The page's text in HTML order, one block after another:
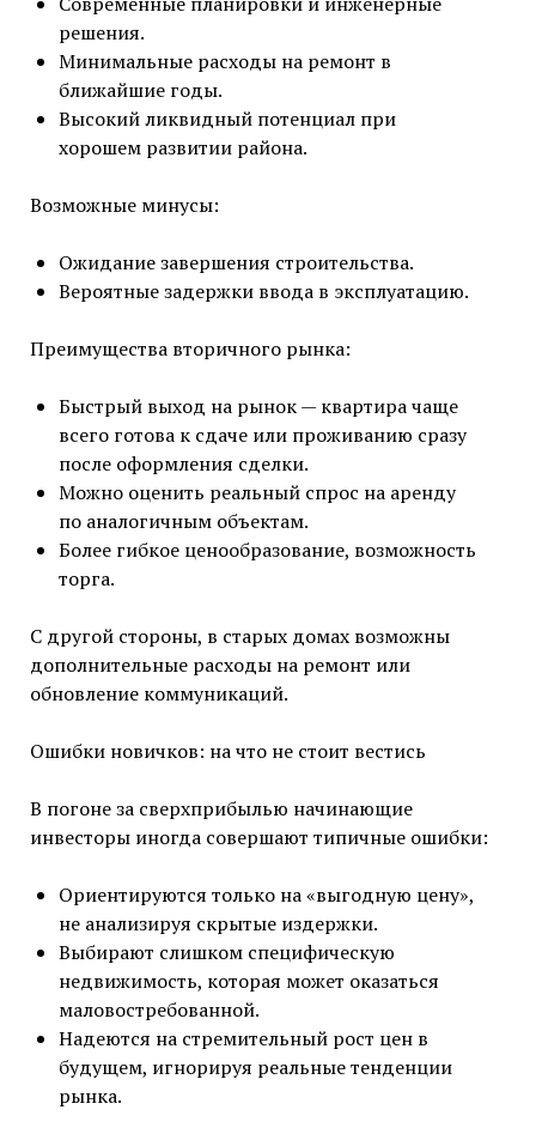
решения.
Минимальные расходы на ремонт в
ближайшие годы.
Высокий ликвидный потенциал при
хорошем развитии района.
Возможные минусы:
Ожидание завершения строительства.
Вероятные задержки ввода в эксплуатацию.
Преимущества вторичного рынка:
Быстрый выход на рынок — квартира чаще
всего готова к сдаче или проживанию сразу
после оформления сделки.
Можно оценить реальный спрос на аренду
по аналогичным объектам.
Более гибкое ценообразование, возможность
торга.
С другой стороны, в старых домах возможны
дополнительные расходы на ремонт или
обновление коммуникаций.
Ошибки новичков: на что не стоит вестись
В погоне за сверхприбылью начинающие
инвесторы иногда совершают типичные ошибки:
Ориентируются только на «выгодную цену»,
не анализируя скрытые издержки.
Выбирают слишком специфическую
недвижимость, которая может оказаться
маловостребованной.
Надеются на стремительный рост цен в
будущем, игнорируя реальные тенденции
рынка.